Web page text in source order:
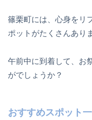
篠栗町には、心身をリ
ポットがたくさんあり
午前中に到着して、お
がでしょうか？
おすすめスポット